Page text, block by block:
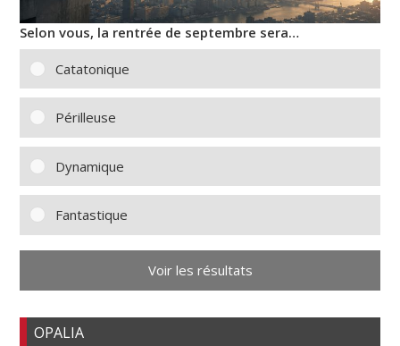
Selon vous, la rentrée de septembre sera…
Catatonique
Périlleuse
Dynamique
Fantastique
Voir les résultats
OPALIA